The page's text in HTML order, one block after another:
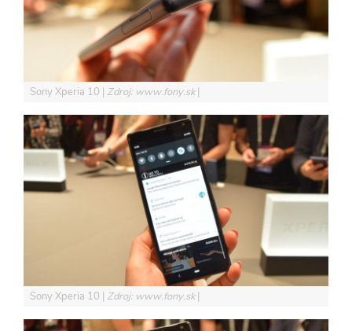
Sony Xperia 10 Zdroj: www.fony.sk
Sony Xperia 10 Zdroj: www.fony.sk